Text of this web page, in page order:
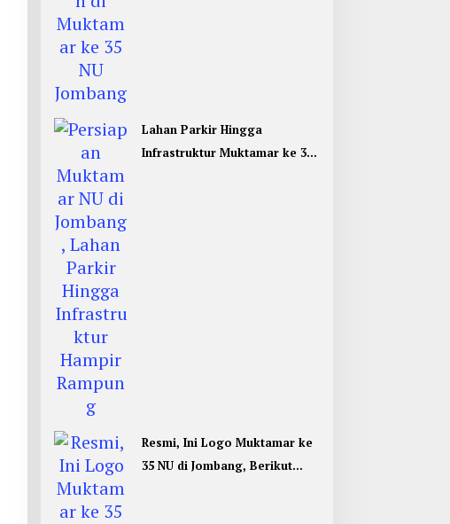
Lahan Parkir Hingga
Infrastruktur Muktamar ke 35
Resmi, Ini Logo Muktamar ke
35 NU di Jombang, Berikut